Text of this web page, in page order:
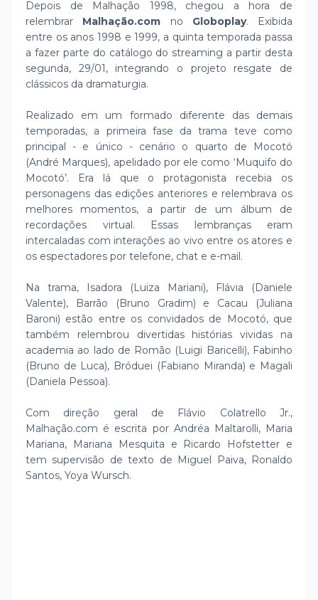
Depois de Malhação 1998, chegou a hora de
relembrar Malhação.com no Globoplay. Exibida
entre os anos 1998 e 1999, a quinta temporada passa
a fazer parte do catálogo do streaming a partir desta
segunda, 29/01, integrando o projeto resgate de
clássicos da dramaturgia.
Realizado em um formado diferente das demais
temporadas, a primeira fase da trama teve como
principal - e único - cenário o quarto de Mocotó
(André Marques), apelidado por ele como ‘Muquifo do
Mocotó’. Era lá que o protagonista recebia os
personagens das edições anteriores e relembrava os
melhores momentos, a partir de um álbum de
recordações virtual. Essas lembranças eram
intercaladas com interações ao vivo entre os atores e
os espectadores por telefone, chat e e-mail.
Na trama, Isadora (Luiza Mariani), Flávia (Daniele
Valente), Barrão (Bruno Gradim) e Cacau (Juliana
Baroni) estão entre os convidados de Mocotó, que
também relembrou divertidas histórias vividas na
academia ao lado de Romão (Luigi Baricelli), Fabinho
(Bruno de Luca), Bróduei (Fabiano Miranda) e Magali
(Daniela Pessoa).
Com direção geral de Flávio Colatrello Jr.,
Malhação.com é escrita por Andréa Maltarolli, Maria
Mariana, Mariana Mesquita e Ricardo Hofstetter e
tem supervisão de texto de Miguel Paiva, Ronaldo
Santos, Yoya Wursch.